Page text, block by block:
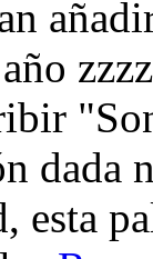
dada
esta